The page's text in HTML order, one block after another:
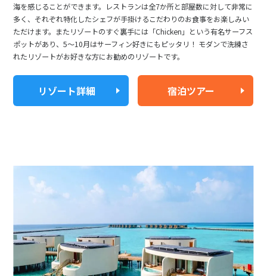
海を感じることができます。レストランは全7か所と部屋数に対して非常に
多く、それぞれ特化したシェフが手掛けるこだわりのお食事をお楽しみい
ただけます。またリゾートのすぐ裏手には「Chicken」という有名サーフス
ポットがあり、5～10月はサーフィン好きにもピッタリ！ モダンで洗練さ
れたリゾートがお好きな方にお勧めのリゾートです。
リゾート詳細 宿泊ツアー